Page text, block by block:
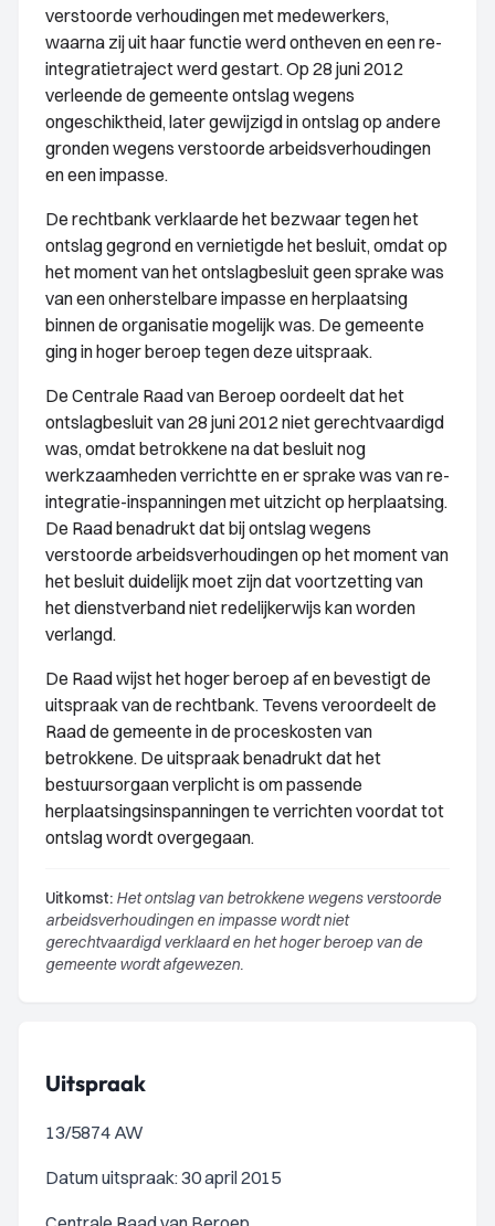
verstoorde verhoudingen met medewerkers,
waarna zij uit haar functie werd ontheven en een re-
integratietraject werd gestart. Op 28 juni 2012
verleende de gemeente ontslag wegens
ongeschiktheid, later gewijzigd in ontslag op andere
gronden wegens verstoorde arbeidsverhoudingen
en een impasse.
De rechtbank verklaarde het bezwaar tegen het
ontslag gegrond en vernietigde het besluit, omdat op
het moment van het ontslagbesluit geen sprake was
van een onherstelbare impasse en herplaatsing
binnen de organisatie mogelijk was. De gemeente
ging in hoger beroep tegen deze uitspraak.
De Centrale Raad van Beroep oordeelt dat het
ontslagbesluit van 28 juni 2012 niet gerechtvaardigd
was, omdat betrokkene na dat besluit nog
werkzaamheden verrichtte en er sprake was van re-
integratie-inspanningen met uitzicht op herplaatsing.
De Raad benadrukt dat bij ontslag wegens
verstoorde arbeidsverhoudingen op het moment van
het besluit duidelijk moet zijn dat voortzetting van
het dienstverband niet redelijkerwijs kan worden
verlangd.
De Raad wijst het hoger beroep af en bevestigt de
uitspraak van de rechtbank. Tevens veroordeelt de
Raad de gemeente in de proceskosten van
betrokkene. De uitspraak benadrukt dat het
bestuursorgaan verplicht is om passende
herplaatsingsinspanningen te verrichten voordat tot
ontslag wordt overgegaan.
Uitkomst: Het ontslag van betrokkene wegens verstoorde
arbeidsverhoudingen en impasse wordt niet
gerechtvaardigd verklaard en het hoger beroep van de
gemeente wordt afgewezen.
Uitspraak
13/5874 AW
Datum uitspraak: 30 april 2015